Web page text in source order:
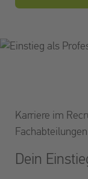
Karriere im
Fachabteilungen
Dein